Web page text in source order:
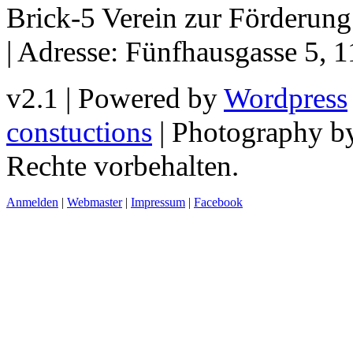
Brick-5 Verein zur
| Adresse: Fünfhausgasse 5,
v2.1 | Powered byWordpress
constuctions | Photography
Rechte vorbehalten.
Anmelden | Webmaster| Impressum | Facebook